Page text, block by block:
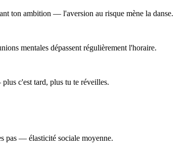
ton ambition — l'aversion au risque mène la danse.
mentales dépassent régulièrement l'horaire.
c'est tard, plus tu te réveilles.
pas — élasticité sociale moyenne.